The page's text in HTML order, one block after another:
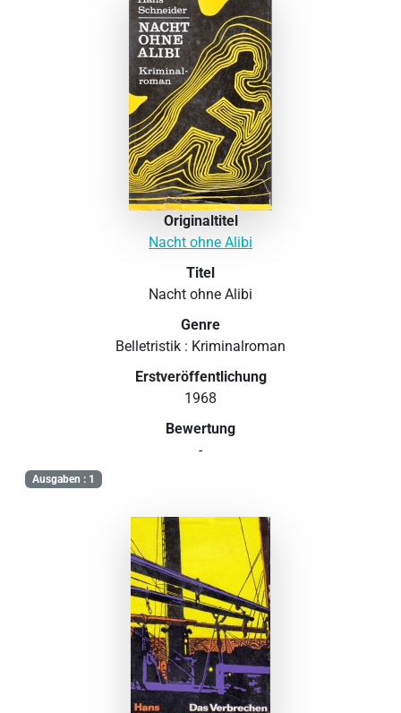
Originaltitel
Nacht ohne Alibi
Titel
Nacht ohne Alibi
Genre
Belletristik : Kriminalroman
Erstveröffentlichung
1968
Bewertung
-
Ausgaben : 1